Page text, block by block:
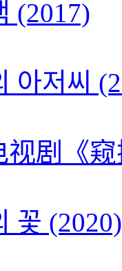
(2017)
아저씨
剧《
꽃 (2020)